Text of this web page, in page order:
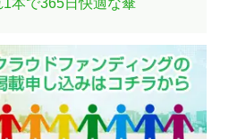
1本で365日快適な傘